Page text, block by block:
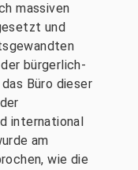
massiven
und
bürgerlich-
Büro dieser
international
am
wie die